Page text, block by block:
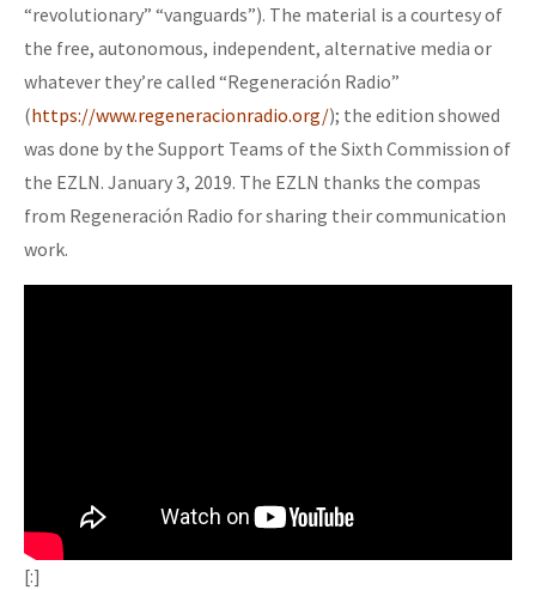
“revolutionary” “vanguards”). The material is a courtesy of
the free, autonomous, independent, alternative media or
whatever they’re called “Regeneración Radio”
(https://www.regeneracionradio.org/); the edition showed
was done by the Support Teams of the Sixth Commission of
the EZLN. January 3, 2019. The EZLN thanks the compas
from Regeneración Radio for sharing their communication
work.
[:]